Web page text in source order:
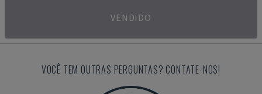
VENDIDO
VOCÊ TEM OUTRAS PERGUNTAS? CONTATE-NOS!